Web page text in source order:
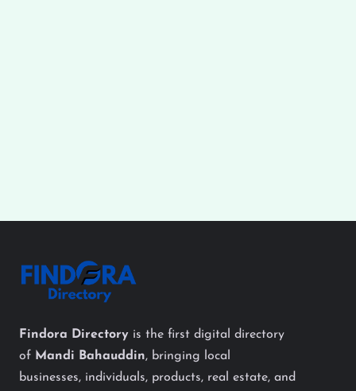
Findora Directory is the first digital directory
of Mandi Bahauddin, bringing local
businesses, individuals, products, real estate, and